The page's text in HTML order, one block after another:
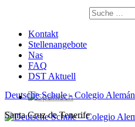
Suchen
nach:
Kontakt
Stellenangebote
Nas
FAQ
DST Aktuell
Deutsche Schule - Colegio Alemán
Santa Cruz de Tenerife